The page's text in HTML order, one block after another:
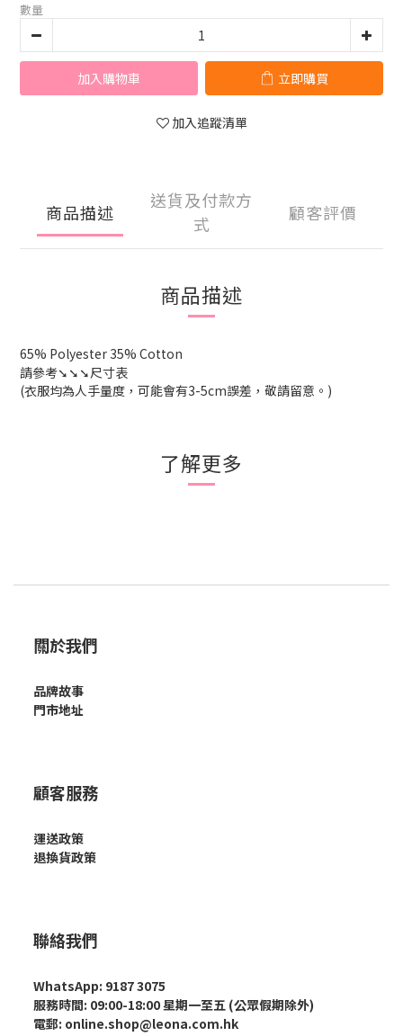
數量
加入購物車 立即購買
加入追蹤清單
商品描述
送貨及付款方
式
顧客評價
商品描述
65% Polyester 35% Cotton
請參考➘➘➘尺寸表
(衣服均為人手量度，可能會有3-5cm誤差，敬請留意。 )
了解更多
關於我們
品牌故事
門市地址
顧客服務
運送政策
退換貨政策
聯絡我們
WhatsApp: 9187 3075
服務時間: 09:00-18:00 星期一至五 (公眾假期除外)
電郵: online.shop@leona.com.hk